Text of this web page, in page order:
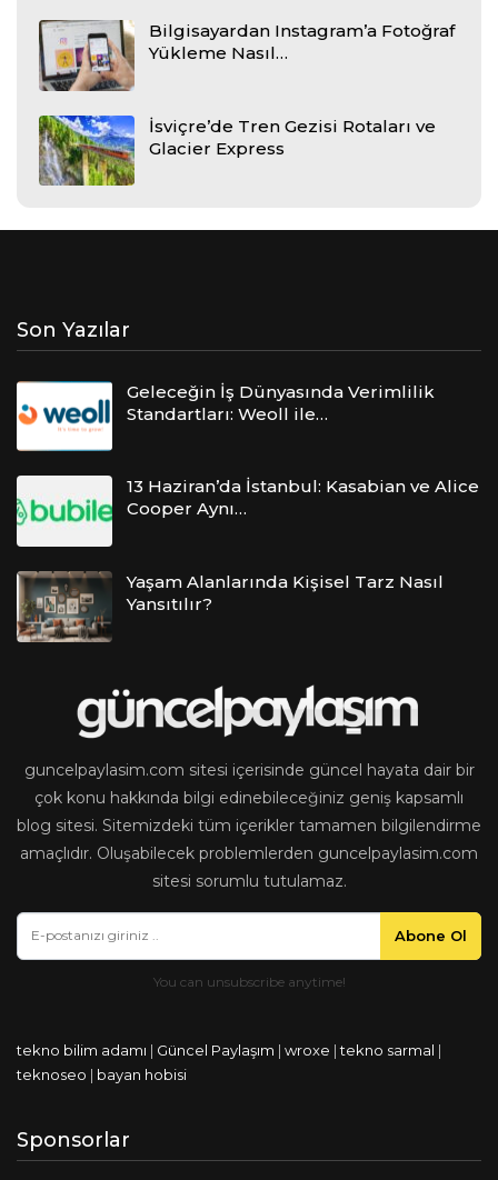
Bilgisayardan Instagram’a Fotoğraf
Yükleme Nasıl…
İsviçre’de Tren Gezisi Rotaları ve
Glacier Express
Son Yazılar
Geleceğin İş Dünyasında Verimlilik
Standartları: Weoll ile…
13 Haziran’da İstanbul: Kasabian ve Alice
Cooper Aynı…
Yaşam Alanlarında Kişisel Tarz Nasıl
Yansıtılır?
guncelpaylasim.com sitesi içerisinde güncel hayata dair bir
çok konu hakkında bilgi edinebileceğiniz geniş kapsamlı
blog sitesi. Sitemizdeki tüm içerikler tamamen bilgilendirme
amaçlıdır. Oluşabilecek problemlerden guncelpaylasim.com
sitesi sorumlu tutulamaz.
Abone Ol
tekno bilim adamı | Güncel Paylaşım | wroxe |tekno sarmal |
teknoseo | bayan hobisi
Sponsorlar